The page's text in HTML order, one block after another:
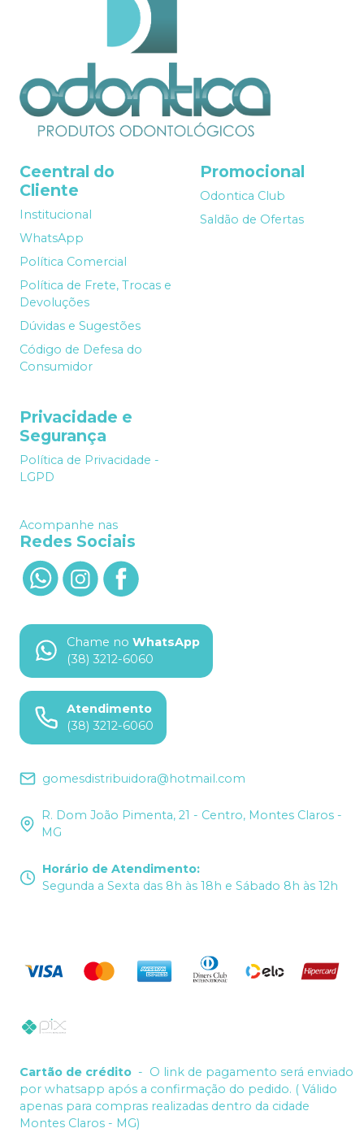
Ceentral do
Cliente
Institucional
WhatsApp
Política Comercial
Política de Frete, Trocas e
Devoluções
Dúvidas e Sugestões
Código de Defesa do
Consumidor
Promocional
Odontica Club
Saldão de Ofertas
Privacidade e
Segurança
Política de Privacidade -
LGPD
Acompanhe nas
Redes Sociais
Chame no WhatsApp
(38) 3212-6060
Atendimento
(38) 3212-6060
gomesdistribuidora@hotmail.com
R. Dom João Pimenta, 21 - Centro, Montes Claros -
MG
Horário de Atendimento:
Segunda a Sexta das 8h às 18h e Sábado 8h às 12h
Cartão de crédito - O link de pagamento será enviado
por whatsapp após a confirmação do pedido. ( Válido
apenas para compras realizadas dentro da cidade
Montes Claros - MG)